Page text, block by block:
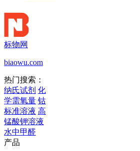
标物网
biaowu.com
热门搜索：
纳氏试剂 化
学需氧量 钴
标准溶液 高
锰酸钾溶液
水中甲醛
产品